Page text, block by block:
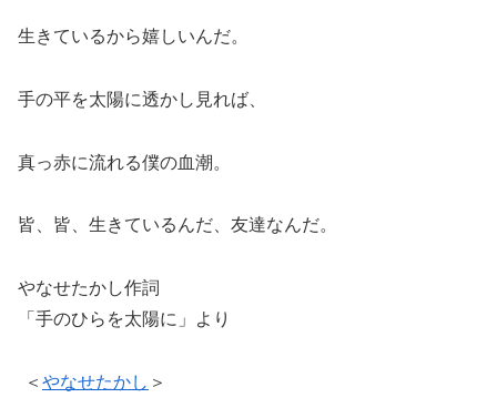
生きているから嬉しいんだ。
手の平を太陽に透かし見れば、
真っ赤に流れる僕の血潮。
皆、皆、生きているんだ、友達なんだ。
やなせたかし作詞
「手のひらを太陽に」より
＜ やなせたかし ＞